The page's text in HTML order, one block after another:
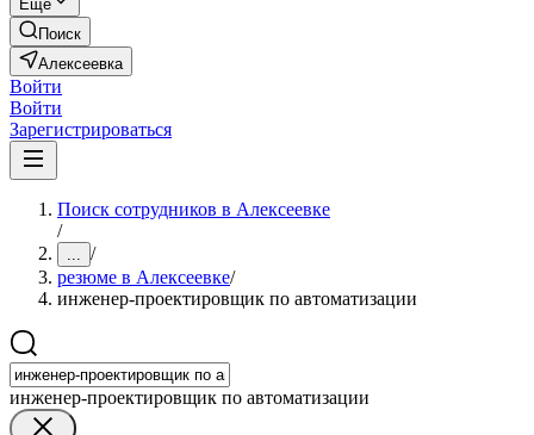
Ещё
Поиск
Алексеевка
Войти
Войти
Зарегистрироваться
Поиск сотрудников в Алексеевке
/
... /
резюме в Алексеевке/
инженер-проектировщик по автоматизации
инженер-проектировщик по автоматизации